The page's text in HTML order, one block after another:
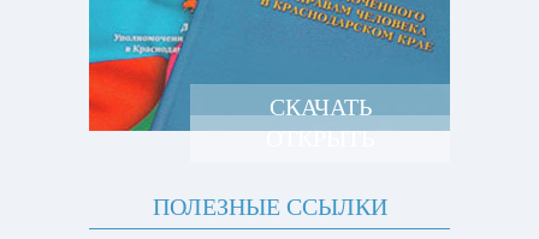
СКАЧАТЬ
ОТКРЫТЬ
ПОЛЕЗНЫЕ ССЫЛКИ